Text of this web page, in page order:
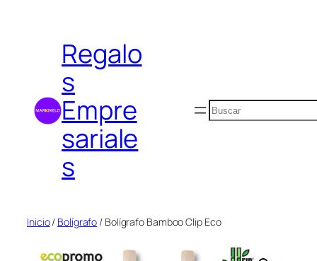
contenidoRegalo
s
Empre
sariale
s
Buscar
Inicio/ Bolígrafo / Bolígrafo Bamboo Clip Eco